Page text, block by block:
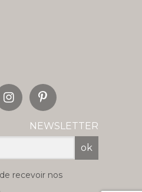
NEWSLETTER
recevoir nos
ok